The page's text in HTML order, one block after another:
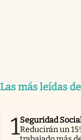
Las más leídas
1Seguridad
Reducirán un